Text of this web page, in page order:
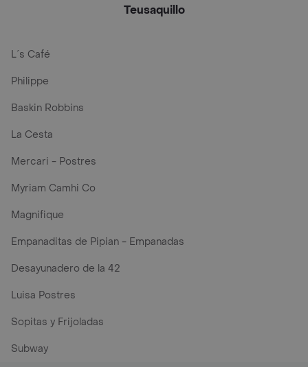
Teusaquillo
L´s Café
Philippe
Baskin Robbins
La Cesta
Mercari - Postres
Myriam Camhi Co
Magnifique
Empanaditas de Pipian - Empanadas
Desayunadero de la 42
Luisa Postres
Sopitas y Frijoladas
Subway